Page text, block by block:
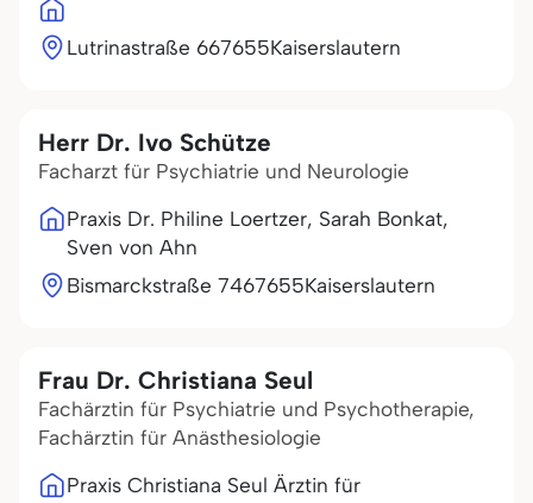
Lutrinastraße 667655Kaiserslautern
Herr Dr. Ivo Schütze
Facharzt für Psychiatrie und Neurologie
Praxis Dr. Philine Loertzer, Sarah Bonkat,
Sven von Ahn
Bismarckstraße 7467655Kaiserslautern
Frau Dr. Christiana Seul
Fachärztin für Psychiatrie und Psychotherapie,
Fachärztin für Anästhesiologie
Praxis Christiana Seul Ärztin für